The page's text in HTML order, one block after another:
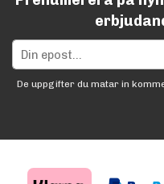
De uppgifter du matar in